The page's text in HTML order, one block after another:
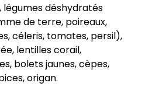
légumes déshydratés
de terre, poireaux,
céleris, tomates, persil),
lentilles corail,
bolets jaunes, cèpes,
origan.